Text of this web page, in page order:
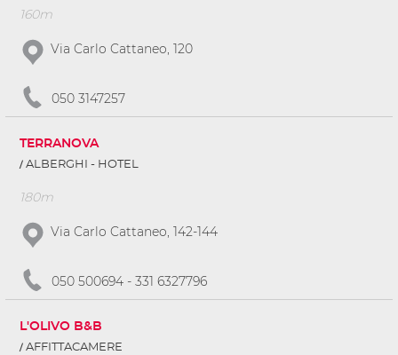
160m
Via Carlo Cattaneo, 120
050 3147257
TERRANOVA
ALBERGHI - HOTEL
180m
Via Carlo Cattaneo, 142-144
050 500694 - 331 6327796
L'OLIVO B&B
AFFITTACAMERE